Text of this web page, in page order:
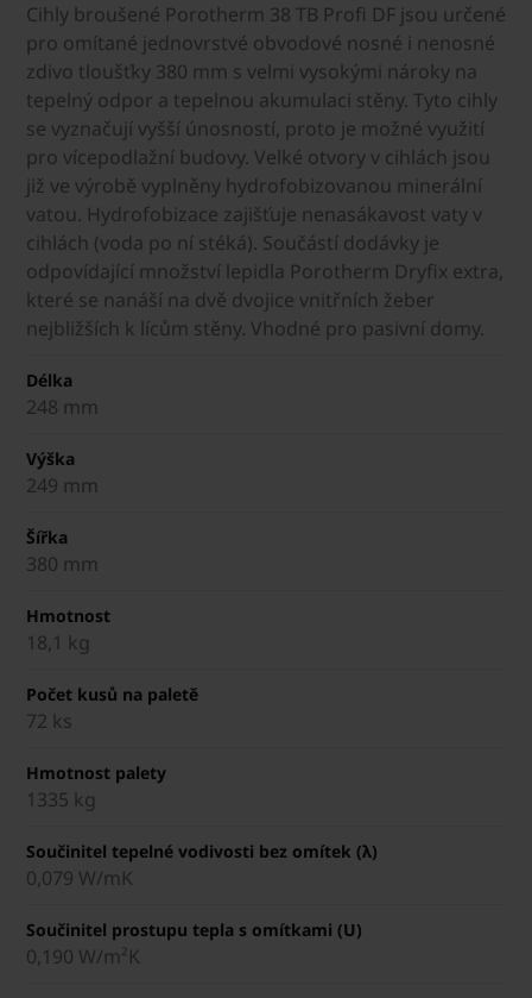
Cihly broušené Porotherm 38 TB Profi DF jsou určené
pro omítané jednovrstvé obvodové nosné i nenosné
zdivo tloušťky 380 mm s velmi vysokými nároky na
tepelný odpor a tepelnou akumulaci stěny. Tyto cihly
se vyznačují vyšší únosností, proto je možné využití
pro vícepodlažní budovy. Velké otvory v cihlách jsou
již ve výrobě vyplněny hydrofobizovanou minerální
vatou. Hydrofobizace zajišťuje nenasákavost vaty v
cihlách (voda po ní stéká). Součástí dodávky je
odpovídající množství lepidla Porotherm Dryfix extra,
které se nanáší na dvě dvojice vnitřních žeber
nejbližších k lícům stěny. Vhodné pro pasivní domy.
Délka
248 mm
Výška
249 mm
Šířka
380 mm
Hmotnost
18,1 kg
Počet kusů na paletě
72 ks
Hmotnost palety
1335 kg
Součinitel tepelné vodivosti bez omítek (λ)
0,079 W/mK
Součinitel prostupu tepla s omítkami (U)
0,190 W/m²K